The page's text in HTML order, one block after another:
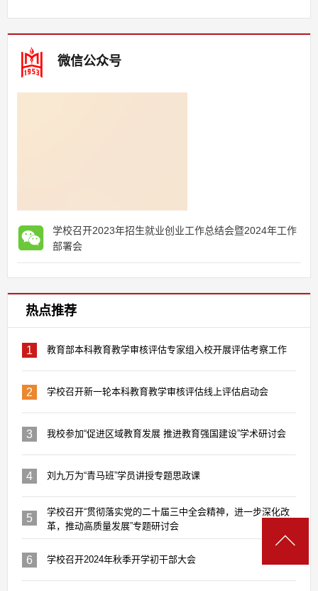
微信公众号
学校召开2023年招生就业创业工作总结会暨2024年工作
部署会
热点推荐
1 教育部本科教育教学审核评估专家组入校开展评估考察工作
2 学校召开新一轮本科教育教学审核评估线上评估启动会
3 我校参加“促进区域教育发展 推进教育强国建设”学术研讨会
4 刘九万为“青马班”学员讲授专题思政课
5
学校召开“贯彻落实党的二十届三中全会精神，进一步深化改
革，推动高质量发展”专题研讨会
6 学校召开2024年秋季开学初干部大会